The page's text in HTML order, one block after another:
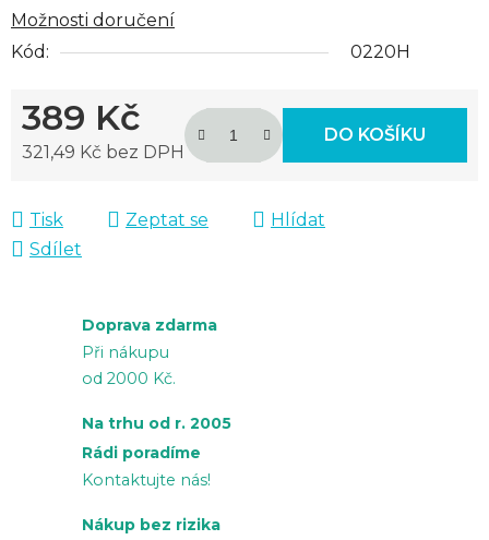
Možnosti doručení
Kód:
0220H
389 Kč
321,49 Kč bez DPH
DO KOŠÍKU
Tisk Zeptat se
Hlídat
Sdílet
Doprava zdarma
Při nákupu
od 2000 Kč.
Na trhu od r. 2005
Rádi poradíme
Kontaktujte nás!
Nákup bez rizika